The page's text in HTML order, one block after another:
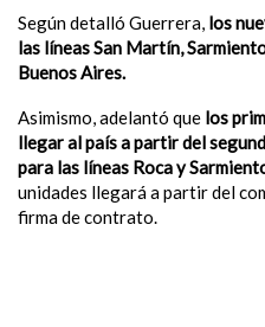
Según detalló Guerrera, los
las líneas San Martín,
Buenos Aires.
Asimismo, adelantó que los
llegar al país a partir del
para las líneas Roca y
unidades llegará a partir del
firma de contrato.